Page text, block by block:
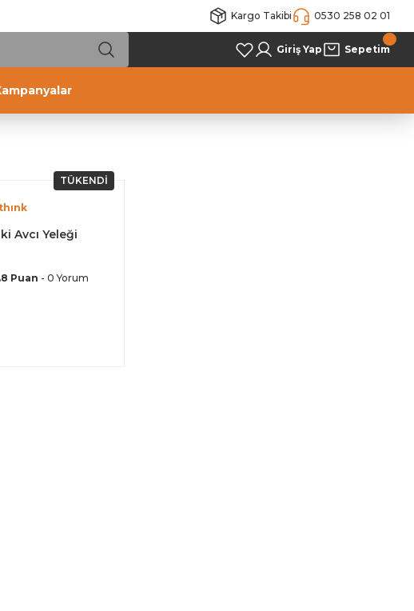
Kargo Takibi 0530 258 02 01
Giriş Yap Sepetim
TÜKENDİ
Avcı Yeleği
Puan - 0 Yorum